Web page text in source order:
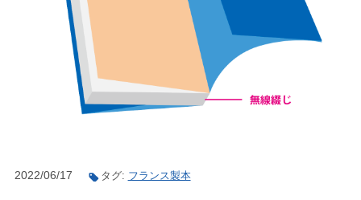
2022/06/17 タグ: フランス製本